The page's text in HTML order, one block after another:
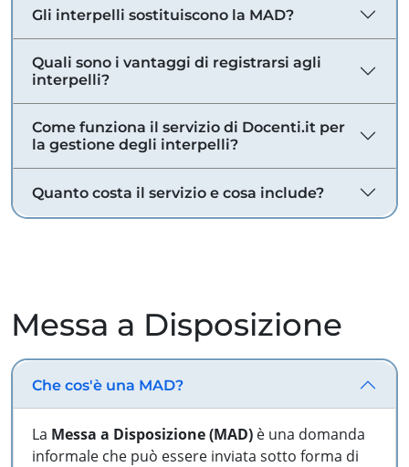
Gli interpelli sostituiscono la MAD?
Quali sono i vantaggi di registrarsi agli
interpelli?
Come funziona il servizio di Docenti.it per
la gestione degli interpelli?
Quanto costa il servizio e cosa include?
Messa a Disposizione
Che cos'è una MAD?
La Messa a Disposizione (MAD) è una domanda
informale che può essere inviata sotto forma di